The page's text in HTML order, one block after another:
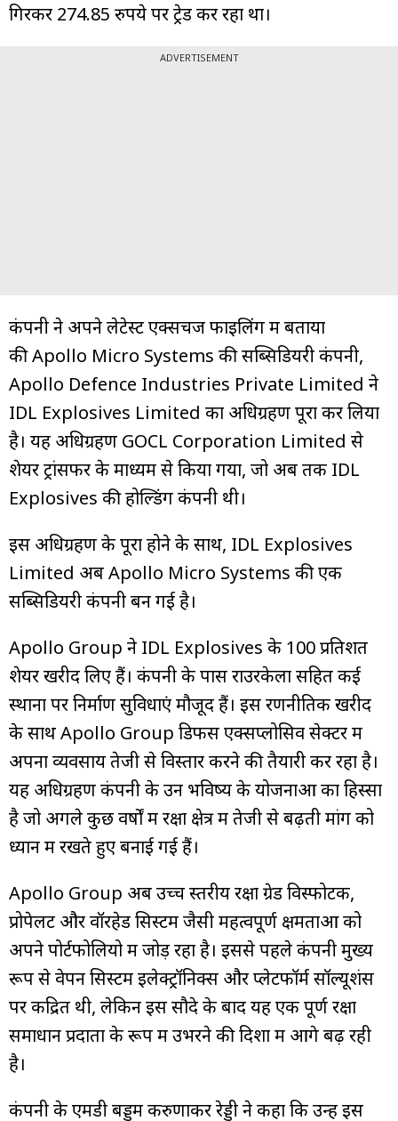
गिरकर 274.85 रुपये पर ट्रेड कर रहा था।
ADVERTISEMENT
कंपनी ने अपने लेटेस्ट एक्सचेंज फाइलिंग में बताया
की Apollo Micro Systems की सब्सिडियरी कंपनी,
Apollo Defence Industries Private Limited ने
IDL Explosives Limited का अधिग्रहण पूरा कर लिया
है। यह अधिग्रहण GOCL Corporation Limited से
शेयर ट्रांसफर के माध्यम से किया गया, जो अब तक IDL
Explosives की होल्डिंग कंपनी थी।
इस अधिग्रहण के पूरा होने के साथ, IDL Explosives
Limited अब Apollo Micro Systems की एक
सब्सिडियरी कंपनी बन गई है।
Apollo Group ने IDL Explosives के 100 प्रतिशत
शेयर खरीद लिए हैं। कंपनी के पास राउरकेला सहित कई
स्थानों पर निर्माण सुविधाएं मौजूद हैं। इस रणनीतिक खरीद
के साथ Apollo Group डिफेंस एक्सप्लोसिव सेक्टर में
अपना व्यवसाय तेजी से विस्तार करने की तैयारी कर रहा है।
यह अधिग्रहण कंपनी के उन भविष्य के योजनाओं का हिस्सा
है जो अगले कुछ वर्षों में रक्षा क्षेत्र में तेजी से बढ़ती मांग को
ध्यान में रखते हुए बनाई गई हैं।
Apollo Group अब उच्च स्तरीय रक्षा ग्रेड विस्फोटक,
प्रोपेलेंट और वॉरहेड सिस्टम जैसी महत्वपूर्ण क्षमताओं को
अपने पोर्टफोलियो में जोड़ रहा है। इससे पहले कंपनी मुख्य
रूप से वेपन सिस्टम इलेक्ट्रॉनिक्स और प्लेटफॉर्म सॉल्यूशंस
पर केंद्रित थी, लेकिन इस सौदे के बाद यह एक पूर्ण रक्षा
समाधान प्रदाता के रूप में उभरने की दिशा में आगे बढ़ रही
है।
कंपनी के एमडी बड्डम करुणाकर रेड्डी ने कहा कि उन्हें इस